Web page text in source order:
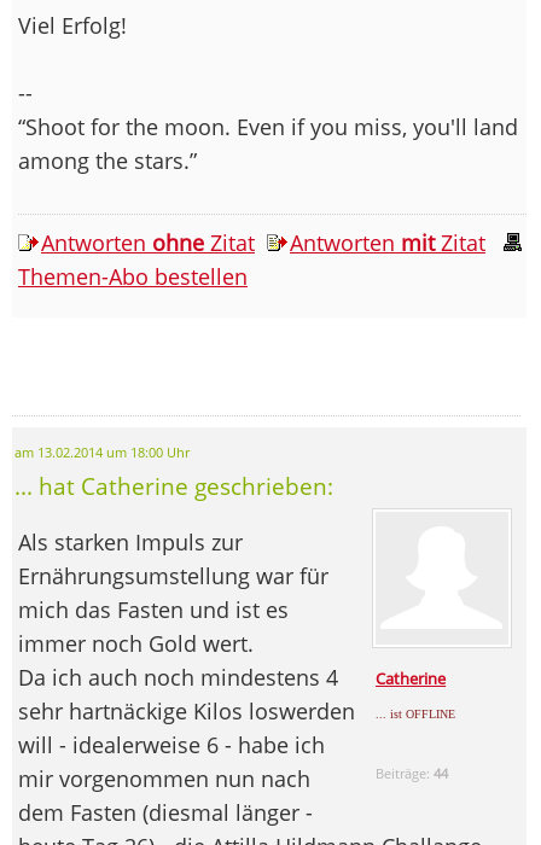
Viel Erfolg!
--
“Shoot for the moon. Even if you miss, you'll land
among the stars.”
Antworten ohne Zitat Antworten mitZitat
Themen-Abo bestellen
am 13.02.2014 um 18:00 Uhr
... hat Catherine geschrieben:
Catherine
... ist OFFLINE
Beiträge:44
Als starken Impuls zur
Ernährungsumstellung war für
mich das Fasten und ist es
immer noch Gold wert.
Da ich auch noch mindestens 4
sehr hartnäckige Kilos loswerden
will - idealerweise 6 - habe ich
mir vorgenommen nun nach
dem Fasten (diesmal länger -